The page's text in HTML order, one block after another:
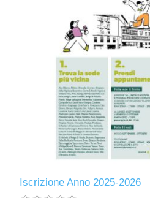
Iscrizione Anno 2025-2026